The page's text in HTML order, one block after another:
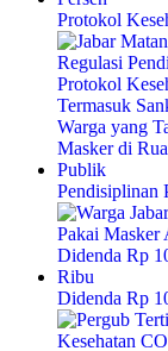
Protokol
Didenda Rp